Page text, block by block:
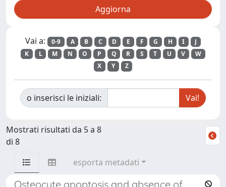
Vai a: 0-9 A B C D E F G H I
J
K
L M N O P Q R S T U V
W
X
Y Z
o inserisci le iniziali:
Mostrati risultati da 5 a 8
di 8
esporta metadati
Osteocyte apoptosis and absence of